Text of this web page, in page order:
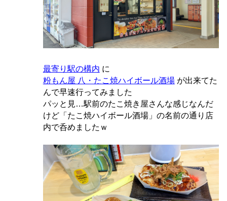
最寄り駅の構内 に
粉もん屋 八・たこ焼ハイボール酒場が出来てた
んで早速行ってみました
パッと見…駅前のたこ焼き屋さんな感じなんだ
けど「たこ焼ハイボール酒場」の名前の通り店
内で呑めましたｗ